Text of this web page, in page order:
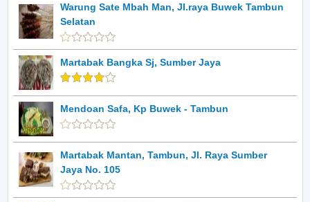
Warung Sate Mbah Man, Jl.raya Buwek Tambun
Selatan
Martabak Bangka Sj, Sumber Jaya
Mendoan Safa, Kp Buwek - Tambun
Martabak Mantan, Tambun, Jl. Raya Sumber
Jaya No. 105